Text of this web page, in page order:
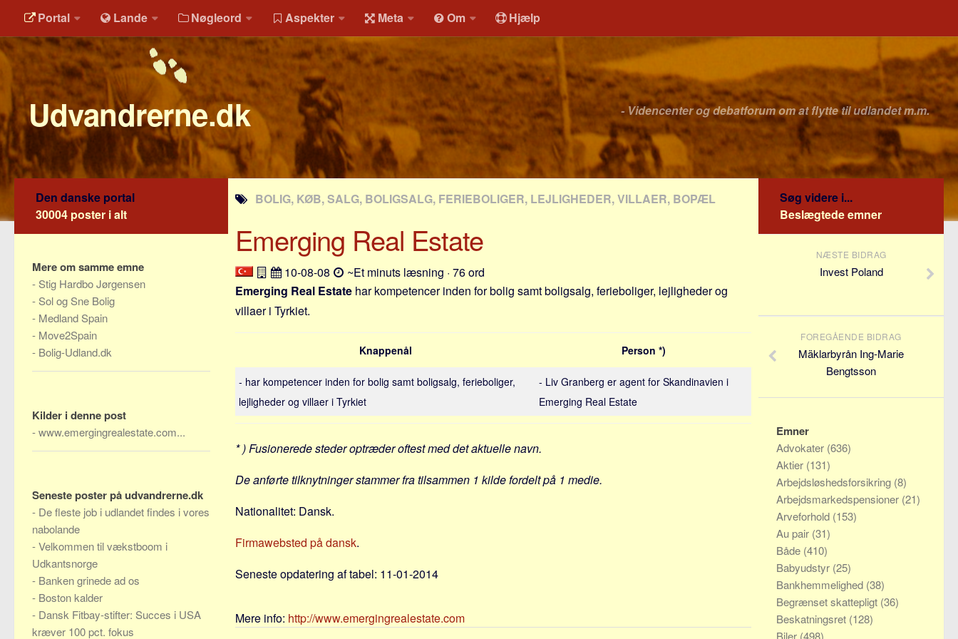
Portal Lande Nøgleord Aspekter Meta Om Hjælp
Udvandrerne.dk - Videncenter og debatforum om at flytte til udlandet m.m.
BOLIG, KØB, SALG, BOLIGSALG, FERIEBOLIGER, LEJLIGHEDER, VILLAER, BOPÆL
Emerging Real Estate
10-08-08
~Et minuts læsning · 76 ord
Emerging Real Estate har kompetencer inden for bolig samt boligsalg, ferieboliger, lejligheder og
villaer i Tyrkiet.
Knappenål Person *)
- har kompetencer inden for bolig samt boligsalg, ferieboliger,
lejligheder og villaer i Tyrkiet
- Liv Granberg er agent for Skandinavien i
Emerging Real Estate
* ) Fusionerede steder optræder oftest med det aktuelle navn.
De anførte tilknytninger stammer fra tilsammen 1 kilde fordelt på 1 medie.
Nationalitet: Dansk.
Firmawebsted på dansk.
Seneste opdatering af tabel: 11-01-2014
Mere info: http://www.emergingrealestate.com
Den danske portal
30004 poster i alt
Mere om samme emne
- Stig Hardbo Jørgensen
- Sol og Sne Bolig
- Medland Spain
- Move2Spain
- Bolig-Udland.dk
Kilder i denne post
-www.emergingrealestate.com...
Seneste poster på udvandrerne.dk
- De fleste job i udlandet findes i vores
nabolande
-Velkommen til vækstboom i
Udkantsnorge
- Banken grinede ad os
- Boston kalder
- Dansk Fitbay-stifter: Succes i USA
kræver 100 pct. fokus
Søg videre i...
Beslægtede emner
NÆSTE BIDRAG
Invest Poland
FOREGÅENDE BIDRAG
Mäklarbyrån Ing-Marie
Bengtsson
Emner
Advokater (636)
Aktier (131)
Arbejdsløshedsforsikring (8)
Arbejdsmarkedspensioner (21)
Arveforhold (153)
Au pair (31)
Både (410)
Babyudstyr (25)
Bankhemmelighed (38)
Begrænset skattepligt (36)
Beskatningsret (128)
Biler (498)